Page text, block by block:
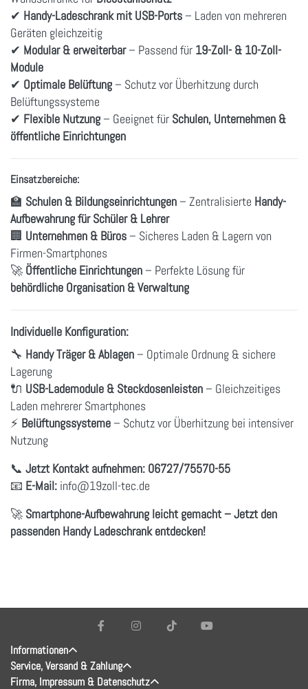
✔ Handy-Ladeschrank mit USB-Ports – Laden von mehreren
Geräten gleichzeitig
✔ Modular & erweiterbar– Passend für 19-Zoll- & 10-Zoll-
Module
✔ Optimale Belüftung – Schutz vor Überhitzung durch
Belüftungssysteme
✔ Flexible Nutzung – Geeignet für Schulen, Unternehmen &
öffentliche Einrichtungen
Einsatzbereiche:
🏫 Schulen & Bildungseinrichtungen – Zentralisierte Handy-
Aufbewahrung für Schüler & Lehrer
🏢 Unternehmen & Büros – Sicheres Laden & Lagern von
Firmen-Smartphones
🚀 Öffentliche Einrichtungen – Perfekte Lösung für
behördliche Organisation & Verwaltung
Individuelle Konfiguration:
🔧 Handy Träger & Ablagen – Optimale Ordnung & sichere
Lagerung
🔌 USB-Lademodule & Steckdosenleisten – Gleichzeitiges
Laden mehrerer Smartphones
⚡ Belüftungssysteme – Schutz vor Überhitzung bei intensiver
Nutzung
📞 Jetzt Kontakt aufnehmen: 06727/75570-55
📧 E-Mail: info@19zoll-tec.de
🚀 Smartphone-Aufbewahrung leicht gemacht – Jetzt den
passenden Handy Ladeschrank entdecken!
Informationen
Service, Versand & Zahlung
Firma, Impressum & Datenschutz